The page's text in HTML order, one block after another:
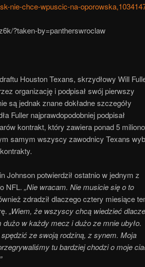
nie-chce-wpuscic-na-
?taken-by=pantherswroclaw
Houston Texans, skrzydłowy Will
organizację i podpisał swój pierwszy
są jednak znane dokładne szczegóły
Fuller najprawdopodobniej podpisał
kontrakt, który zawiera ponad 5
samym wszyscy zawodnicy Texans
Johnson potwierdził ostatnio w jednym z
NFL. „Nie wracam. Nie musicie się o to
zdradził dlaczego cztery miesiące
„Wiem, że wszyscy chcą wiedzieć
dużo w każdy mecz i dużo ze mnie ubyło.
ze swoją rodziną, z synem. Moja
tu bardziej chodzi o moje